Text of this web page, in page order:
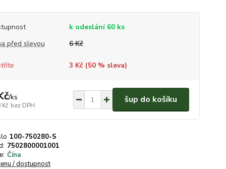
k odeslání 60 ks
před slevou
6 Kč
3 Kč (50% sleva)
/ks
Kč bez DPH
šup do košíku
100-750280-S
7502800001001
Čína
/ dostupnost